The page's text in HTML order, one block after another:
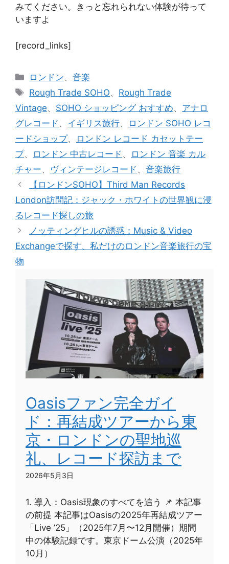
みてください。きっと忘れられない体験が待って
いますよ
[record_links]
カ
テ
リ
ー
ロンドン、音楽
タ
グ
Rough Trade SOHO、 Rough Trade
Vintage、 SOHO ショッピング おすすめ、 アナロ
グレコード 、 イギリス旅行、
ロンドン SOHO レコ
ードショップ、
ロンドン レコード カセットテー
プ、 ロンドン 中古レコード 、
ロンドン 音楽 カル
チャー、 ヴィンテージレコード 、 音楽旅行
【ロンドンSOHO】Third Man Records
London訪問記：ジャック・ホワイトの世界観に浸
るレコード探しの旅
ノッティングヒルの誘惑：Music & Video
Exchangeで探す、私だけのロンドン音楽旅行の宝
物
Oasisファン完全ガイ
ド：再結成ツアーから東
京・ロンドンの聖地巡
礼、レコード探訪まで
2026年5月3日
1. 導入：Oasis現象のすべてを追う 📌 本記事
の前提 本記事はOasisの2025年再結成ツアー
「Live ’25」（2025年7月〜12月開催）期間
中の体験記録です。東京ドーム公演（2025年
10月）